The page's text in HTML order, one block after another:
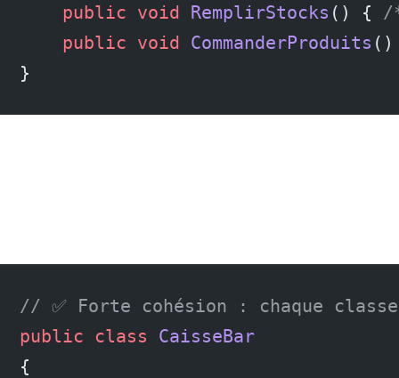
    public
void RemplirStocks () { /
    public
void CommanderProduits
}
// ✅ Forte cohésion : chaque
public class
CaisseBar
{